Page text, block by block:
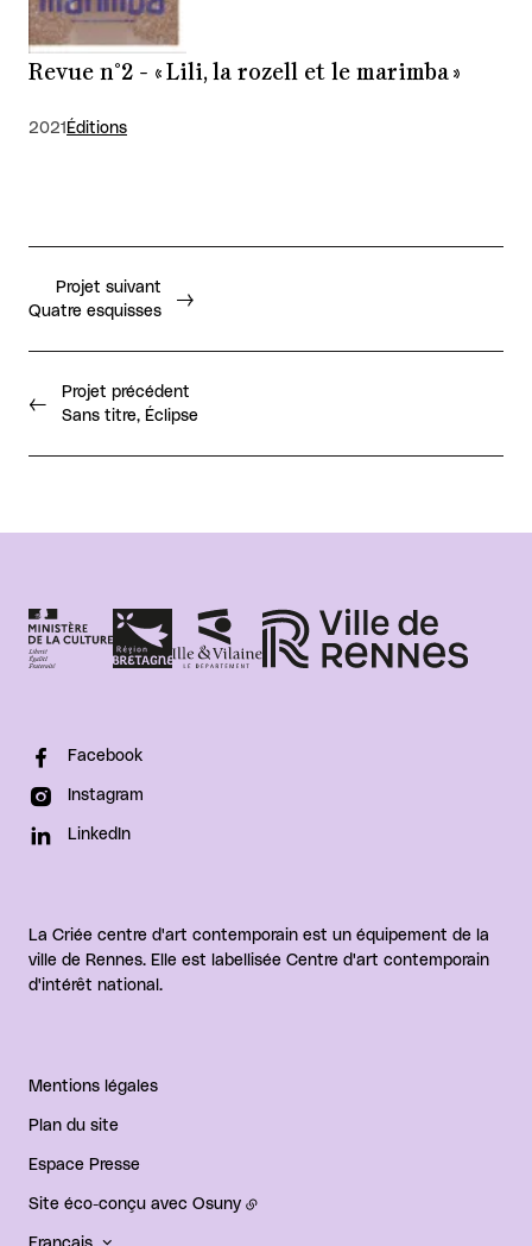
Revue n°2 - « Lili, la rozell et le marimba »
2021 Éditions
Projet précédent
Sans titre, Éclipse
Projet suivant
Quatre esquisses
Facebook
Instagram
LinkedIn
La Criée centre d'art contemporain est un équipement de la
ville de Rennes. Elle est labellisée Centre d'art contemporain
d'intérêt national.
Mentions légales
Plan du site
Espace Presse
Site éco-conçu avec Osuny